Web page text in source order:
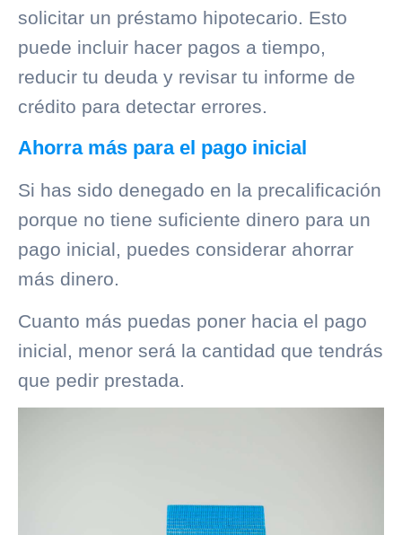
solicitar un préstamo hipotecario. Esto
puede incluir hacer pagos a tiempo,
reducir tu deuda y revisar tu informe de
crédito para detectar errores.
Ahorra más para el pago inicial
Si has sido denegado en la precalificación
porque no tiene suficiente dinero para un
pago inicial, puedes considerar ahorrar
más dinero.
Cuanto más puedas poner hacia el pago
inicial, menor será la cantidad que tendrás
que pedir prestada.